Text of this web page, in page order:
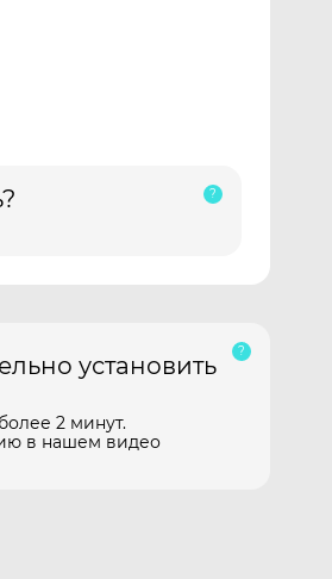
установить
2 минут.
в нашем видео